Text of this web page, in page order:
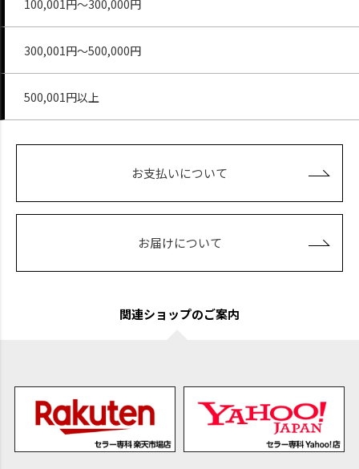
100,001円～300,000円
300,001円～500,000円
500,001円以上
お支払いについて
お届けについて
関連ショップのご案内